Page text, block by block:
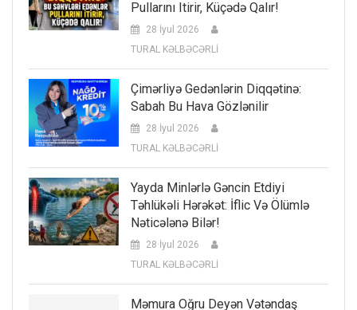
Pullarını Itirir, Küçədə Qalır!
28 İyul 2026
TURAL KƏLBƏCƏRLİ
Çimərliyə Gedənlərin Diqqətinə:
Sabah Bu Hava Gözlənilir
28 İyul 2026
TURAL KƏLBƏCƏRLİ
Yayda Minlərlə Gəncin Etdiyi
Təhlükəli Hərəkət: İflic Və Ölümlə
Nəticələnə Bilər!
28 İyul 2026
TURAL KƏLBƏCƏRLİ
Məmura Oğru Deyən Vətəndaş